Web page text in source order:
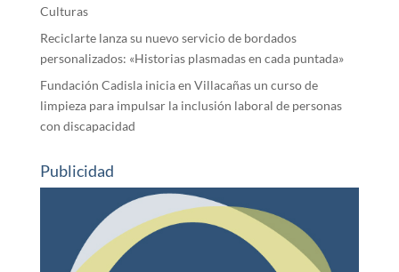
Culturas
Reciclarte lanza su nuevo servicio de bordados
personalizados: «Historias plasmadas en cada puntada»
Fundación Cadisla inicia en Villacañas un curso de
limpieza para impulsar la inclusión laboral de personas
con discapacidad
Publicidad